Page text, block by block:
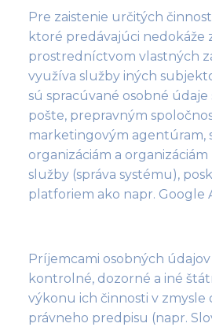
Pre zaistenie určitých
ktoré predávajúci nedokáže
prostredníctvom vlastných
využíva služby iných
sú spracúvané osobné
pošte, prepravným
marketingovým agentúram,
organizáciám a
služby (správa systému),
platforiem ako napr. Google
Príjemcami osobných
kontrolné, dozorné a iné
výkonu ich činnosti v zmysle
právneho predpisu (napr.